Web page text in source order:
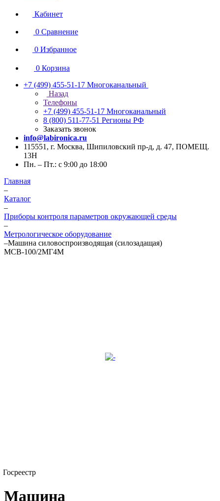
Кабинет
0 Сравнение
0 Избранное
0 Корзина
+7 (499) 455-51-17 Многоканальный
Назад
Телефоны
+7 (499) 455-51-17 Многоканальный
8 (800) 511-77-51 Регионы РФ
Заказать звонок
info@labironica.ru
115551, г. Москва, Шипиловский пр-д, д. 47, ПОМЕЩ.
13Н
Пн. – Пт.: с 9:00 до 18:00
Главная
–
Каталог
–
Приборы контроля параметров окружающей среды
–
Метрологическое оборудование
–Машина силовоспроизводящая (силозадащая)
МСВ-100/2МГ4М
Госреестр
Машина